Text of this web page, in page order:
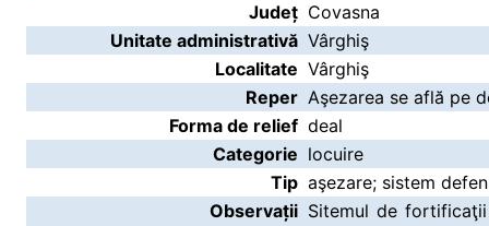
Județ Covasna
Unitate administrativă Vârghiş
Localitate Vârghiş
Reper Aşezarea se află pe
Forma de relief deal
Categorie locuire
Tip aşezare; sistem
Observații Sitemul de